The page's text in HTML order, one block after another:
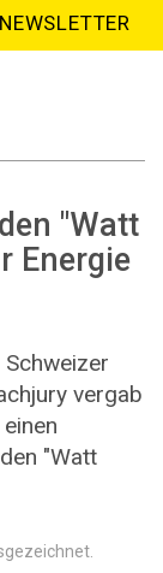
"Watt
Energie
vergab
"Watt